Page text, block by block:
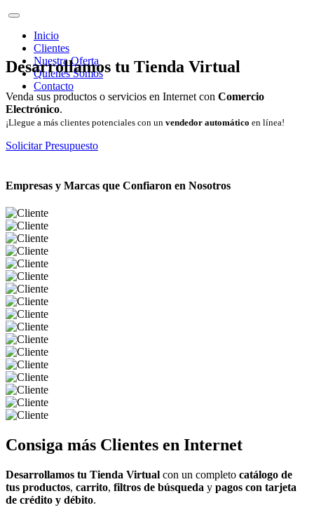
Inicio
Clientes
Nuestra Oferta
Quienes Somos
Contacto
Desarrollamos tu Tienda Virtual
Venda sus productos o servicios en Internet con Comercio
Electrónico.
¡Llegue a más clientes potenciales con un vendedor automático en línea!
Solicitar Presupuesto
Empresas y Marcas que Confiaron en Nosotros
Consiga más Clientes en Internet
Desarrollamos tu Tienda Virtual con un completo catálogo de
tus productos, carrito, filtros de búsqueda y pagos con tarjeta
de crédito y débito.